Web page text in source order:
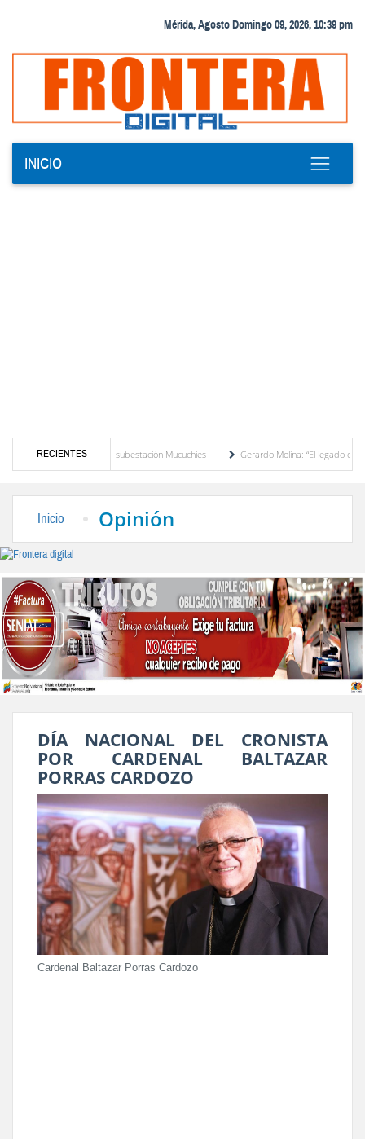
Mérida, Agosto Domingo 09, 2026, 10:39 pm
INICIO
RECIENTES
potencia en la subestación Mucuchies
Gerardo Molina: “El legado de Alberto
Inicio Opinión
DÍA NACIONAL DEL CRONISTA
POR CARDENAL BALTAZAR
PORRAS CARDOZO
Cardenal Baltazar Porras Cardozo